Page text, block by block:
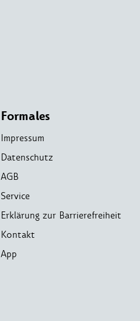
Formales
Impressum
Datenschutz
AGB
Service
Erklärung zur Barrierefreiheit
Kontakt
App